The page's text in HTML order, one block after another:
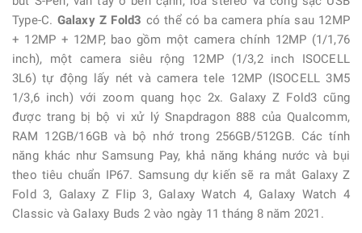
Type-C. Galaxy Z Fold3 có thể có ba camera phía sau 12MP
+ 12MP + 12MP, bao gồm một camera chính 12MP (1/1,76
inch), một camera siêu rộng 12MP (1/3,2 inch ISOCELL
3L6) tự động lấy nét và camera tele 12MP (ISOCELL 3M5
1/3,6 inch) với zoom quang học 2x. Galaxy Z Fold3 cũng
được trang bị bộ vi xử lý Snapdragon 888 của Qualcomm,
RAM 12GB/16GB và bộ nhớ trong 256GB/512GB. Các tính
năng khác như Samsung Pay, khả năng kháng nước và bụi
theo tiêu chuẩn IP67. Samsung dự kiến ​​sẽ ra mắt Galaxy Z
Fold 3, Galaxy Z Flip 3, Galaxy Watch 4, Galaxy Watch 4
Classic và Galaxy Buds 2 vào ngày 11 tháng 8 năm 2021.